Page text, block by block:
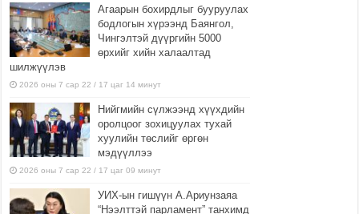
Агаарын бохирдлыг бууруулах
бодлогын хүрээнд Баянгол,
Чингэлтэй дүүргийн 5000
өрхийг хийн халаалтад
шилжүүлэв
2026 оны 7 сар 22 / 17 цаг 14 минут
Нийгмийн сүлжээнд хүүхдийн
оролцоог зохицуулах тухай
хуулийн төслийг өргөн
мэдүүллээ
2026 оны 7 сар 22 / 17 цаг 09 минут
УИХ-ын гишүүн А.Ариунзаяа
“Нээлттэй парламент” танхимд